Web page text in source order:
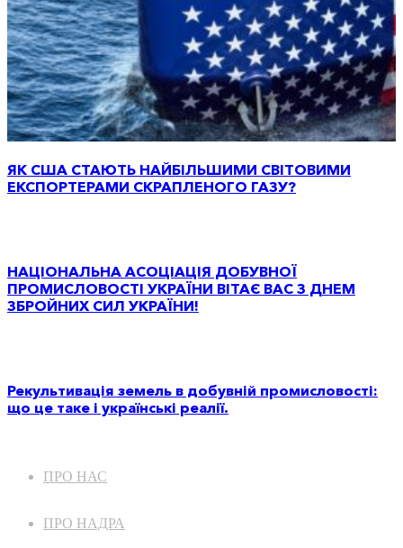
ЯК США СТАЮТЬ НАЙБІЛЬШИМИ СВІТОВИМИ
ЕКСПОРТЕРАМИ СКРАПЛЕНОГО ГАЗУ?
НАЦІОНАЛЬНА АСОЦІАЦІЯ ДОБУВНОЇ
ПРОМИСЛОВОСТІ УКРАЇНИ ВІТАЄ ВАС З ДНЕМ
ЗБРОЙНИХ СИЛ УКРАЇНИ!
Рекультивація земель в добувній промисловості:
що це таке і українські реалії.
ПРО НАС
ПРО НАДРА